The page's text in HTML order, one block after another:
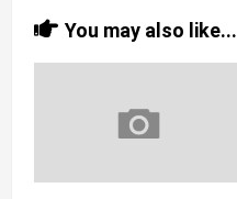
You may also like...